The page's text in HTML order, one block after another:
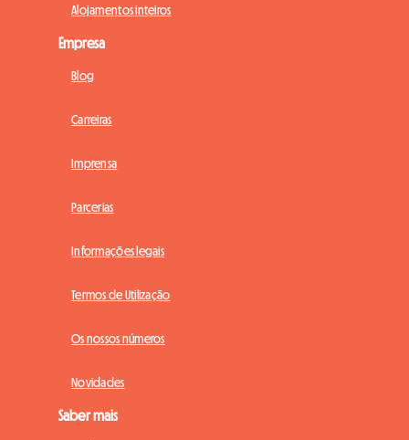
Alojamentos inteiros
Empresa
Blog
Carreiras
Imprensa
Parcerias
Informações legais
Termos de Utilização
Os nossos números
Novidades
Saber mais